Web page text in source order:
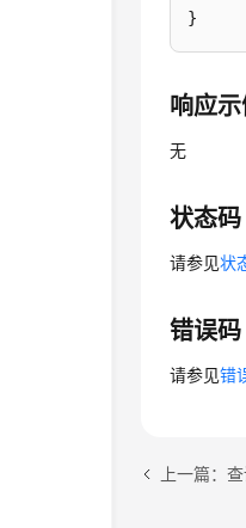
}
响应示
无
状态码
请参见状
错误码
请参见错
上一篇：